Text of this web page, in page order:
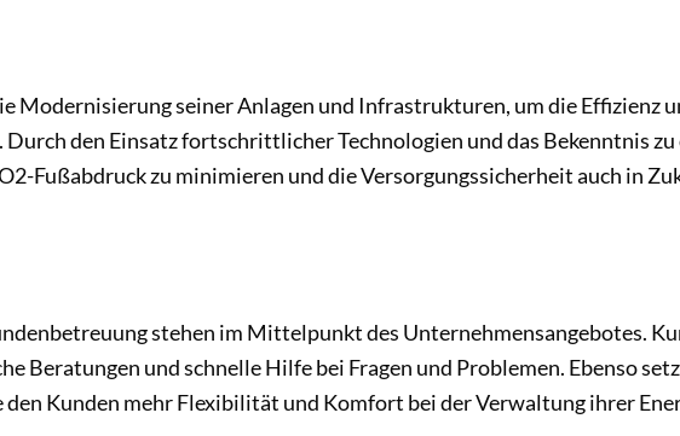
Modernisierung seiner Anlagen und Infrastrukturen, um die Effizienz
den Einsatz fortschrittlicher Technologien und das Bekenntnis
Fußabdruck zu minimieren und die Versorgungssicherheit auch in
stehen im Mittelpunkt des Unternehmensangebotes.
Beratungen und schnelle Hilfe bei Fragen und Problemen. Ebenso
Kunden mehr Flexibilität und Komfort bei der Verwaltung ihrer